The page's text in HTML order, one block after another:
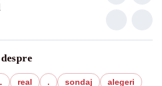
real . sondaj alegeri